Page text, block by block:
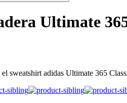
Ultimate
sweatshirt adidas Ultimate 365